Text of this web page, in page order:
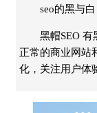
seo的黑与白
黑帽SEO 有
正常的商业网站
化，关注用户体